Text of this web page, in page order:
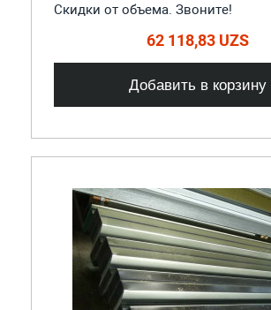
Скидки от объема. Звоните!
62 118,83 UZS
Добавить в корзину